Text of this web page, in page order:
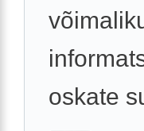
oskate